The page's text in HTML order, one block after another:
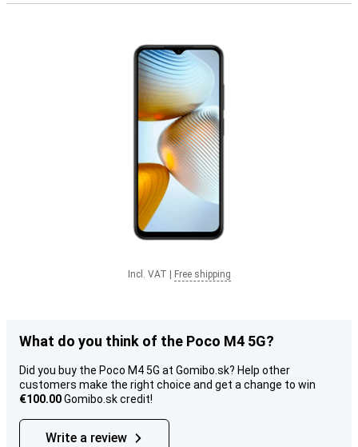
Incl. VAT Free shipping
What do you think of the Poco M4 5G?
Did you buy the Poco M4 5G at Gomibo.sk? Help other
customers make the right choice and get a change to win
€100.00Gomibo.sk credit!
Write a review